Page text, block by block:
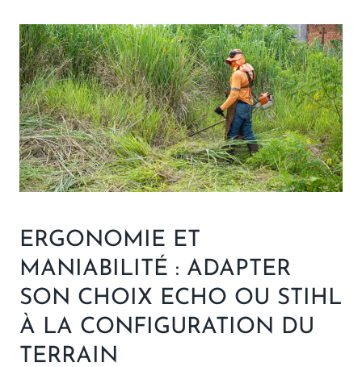
ERGONOMIE ET
MANIABILITÉ : ADAPTER
SON CHOIX ECHO OU STIHL
À LA CONFIGURATION DU
TERRAIN